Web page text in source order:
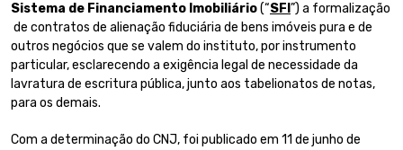
Sistema de Financiamento Imobiliário(“SFI ”) a formalização
de contratos de alienação fiduciária de bens imóveis pura e de
outros negócios que se valem do instituto, por instrumento
particular, esclarecendo a exigência legal de necessidade da
lavratura de escritura pública, junto aos tabelionatos de notas,
para os demais.
Com a determinação do CNJ, foi publicado em 11 de junho de